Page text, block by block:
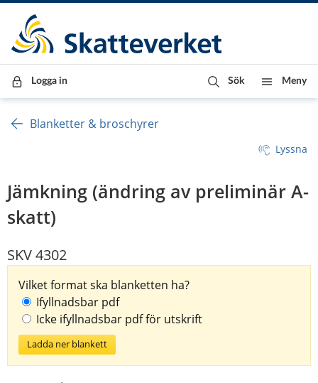
Till innehåll
Till navigationen
Till chattrobot
Logga in Sök Meny
Blanketter & broschyrer
Lyssna
Jämkning (ändring av preliminär A-
skatt)
SKV 4302
Vilket format ska blanketten ha?
Ifyllnadsbar pdf
Icke ifyllnadsbar pdf för utskrift
Ladda ner blankett